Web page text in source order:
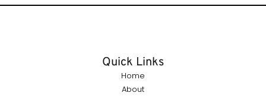
Quick Links
Home
About